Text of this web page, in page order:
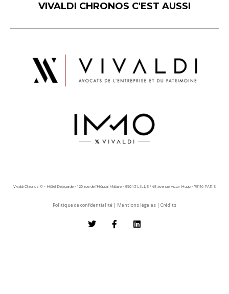
VIVALDI CHRONOS C'EST AUSSI
Vivaldi Chronos © - Hôtel Delagarde - 120, rue de l'Hôpital Militaire - 59043 LILLE / 45 avenue Victor Hugo - 75116 PARIS
Politique de confidentialité | Mentions légales | Crédits